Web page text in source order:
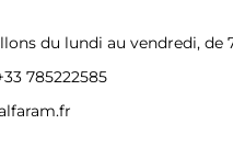
du lundi au vendredi, de
785222585